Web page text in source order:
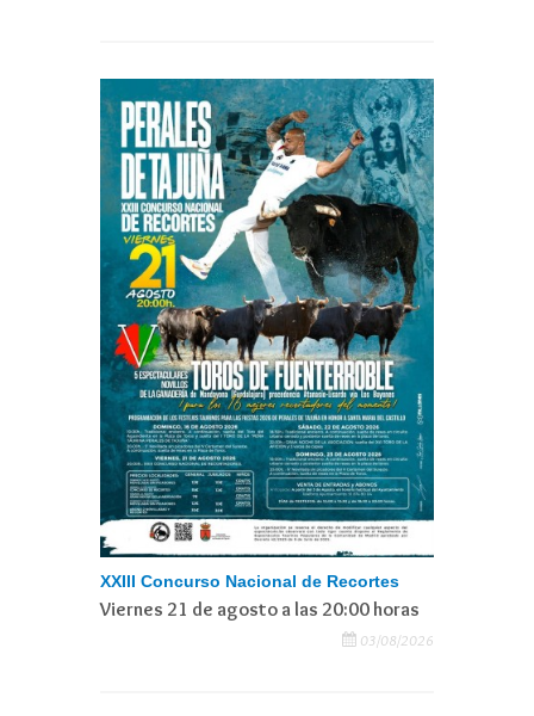
XXIII Concurso Nacional de Recortes
Viernes 21 de agosto a las 20:00 horas
03/08/2026